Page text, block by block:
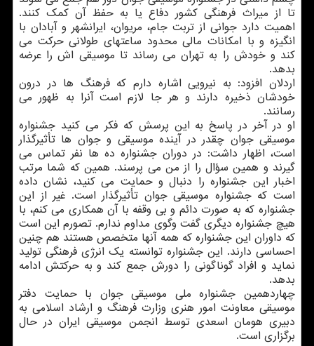
تا از میراث فرهنگی کشور دفاع یا به حفظ آن کمک کنند.
اهمیت دارد جوانی از تربت جام، مریوان، ایرانشهر و آبادان با
انگیزه و با امکانات مالی محدود ساعتهای طولانی حرکت می
کند و خودش را به تهران می رساند تا موسیقی اش را عرضه
بدهد.
اردلان افزود: به نیرویی اشاره دارم که فرهنگ ها در درون
خودشان ذخیره دارند و هر جا لازم است آنرا به ظهور می
رسانند.
او در آخر در پاسخ به این پرسش که فکر می کنید جشنواره
موسیقی جوان چقدر در آینده موسیقی و جوان ها تأثیرگذار
است، اظهار داشت: در دوران جشنواره ده ها نفر تماس می
گیرند و همین سؤال را از من می پرسند. همین که شما مرتب
اخبار این جشنواره را دنبال و حمایت می کنید، نشان داده
است که جشنواره موسیقی جوان تأثیرگذار است. غیر از این
جشنواره که به صورت دائم و بی وقفه با آن همکاری می کنم، با
هیچ جشنواره دیگری گفت وگوی مداوم ندارم. تصورم این است
که داوران این جشنواره که همه آنها متخصص هستند هم چنین
احساسی دارند. این جشنواره توانسته یک انرژی فرهنگی تولید
نماید و افراد گوناگونی را دورش جمع کند و به حرکتش ادامه
بدهد.
چهاردهمین جشنواره ملی موسیقی جوان با حمایت دفتر
موسیقی معاونت امور هنری وزارت فرهنگ و ارشاد اسلامی به
دبیری هومان اسعدی توسط انجمن موسیقی ایران در حال
برگزاری است.